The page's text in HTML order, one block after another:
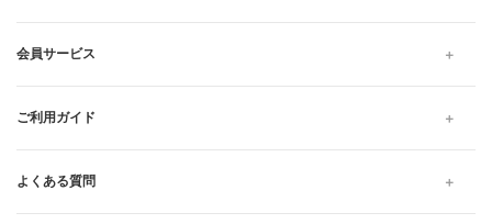
会員サービス
ご利用ガイド
よくある質問